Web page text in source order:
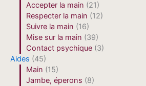
Accepter la main (21)
Respecter la main (12)
Suivre la main (16)
Mise sur la main (39)
Contact psychique (3)
Aides (45)
Main (15)
Jambe, éperons (8)